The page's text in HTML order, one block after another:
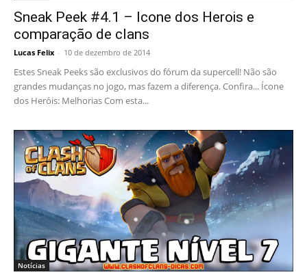
Sneak Peek #4.1 – Icone dos Herois e
comparação de clans
Lucas Felix - 10 de dezembro de 2014
Estes Sneak Peeks são exclusivos do fórum da supercell! Não são
grandes mudanças no jogo, mas fazem a diferença. Confira... Ícone
dos Heróis: Melhorias Com esta...
Notícias